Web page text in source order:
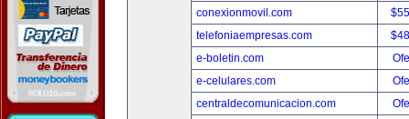
conexionmovil.com
telefoniaempresas.com
e-boletin.com
e-celulares.com
centraldecomunicacion.com